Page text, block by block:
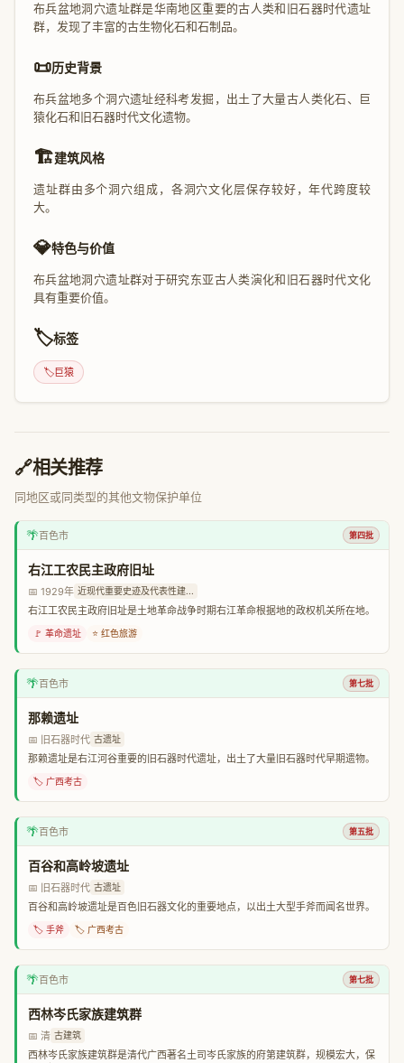
布兵盆地洞穴遗址群是华南地区重要的古人类和旧石器时代遗址
群，发现了丰富的古生物化石和石制品。
📜历史背景
布兵盆地多个洞穴遗址经科考发掘，出土了大量古人类化石、巨
猿化石和旧石器时代文化遗物。
🏗️建筑风格
遗址群由多个洞穴组成，各洞穴文化层保存较好，年代跨度较
大。
💎特色与价值
布兵盆地洞穴遗址群对于研究东亚古人类演化和旧石器时代文化
具有重要价值。
🏷️标签
🏷️巨猿
🔗相关推荐
同地区或同类型的其他文物保护单位
🌴百色市 第四批
右江工农民主政府旧址
📅 1929年 近现代重要史迹及代表性建...
右江工农民主政府旧址是土地革命战争时期右江革命根据地的政权机关所在地。
🚩 革命遗址 ⭐ 红色旅游
🌴百色市 第七批
那赖遗址
📅 旧石器时代 古遗址
那赖遗址是右江河谷重要的旧石器时代遗址，出土了大量旧石器时代早期遗物。
🏷️ 广西考古
🌴百色市 第五批
百谷和高岭坡遗址
📅 旧石器时代 古遗址
百谷和高岭坡遗址是百色旧石器文化的重要地点，以出土大型手斧而闻名世界。
🏷️ 手斧 🏷️ 广西考古
🌴百色市 第七批
西林岑氏家族建筑群
📅 清 古建筑
西林岑氏家族建筑群是清代广西著名土司岑氏家族的府第建筑群，规模宏大，保